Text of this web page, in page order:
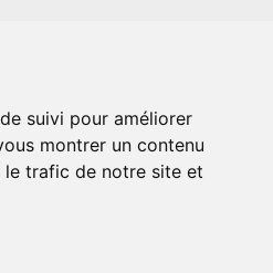
suivi pour améliorer
montrer un contenu
le trafic de notre site et
ou
ou